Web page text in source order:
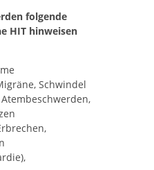
folgende
HIT hinweisen
Schwindel